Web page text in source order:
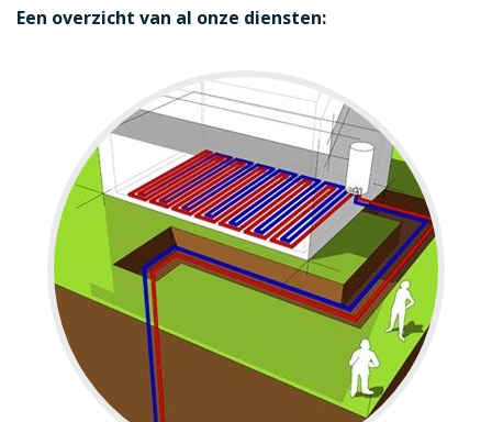
Een overzicht van al onze diensten: